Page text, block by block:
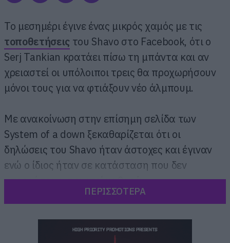
To μεσημέρι έγινε ένας μικρός χαμός με τις
τοποθετήσεις του Shavo στο Facebook, ότι ο
Serj Tankian κρατάει πίσω τη μπάντα και αν
χρειαστεί οι υπόλοιποι τρεις θα προχωρήσουν
μόνοι τους για να φτιάξουν νέο άλμπουμ.
Με ανακοίνωση στην επίσημη σελίδα των
System of a down ξεκαθαρίζεται ότι οι
δηλώσεις του Shavo ήταν άστοχες και έγιναν
ενώ ο ίδιος ήταν σε κατάσταση που δεν
μπορούσε να σκεφτεί καθαρά.
ΠΕΡΙΣΣΟΤΕΡΑ